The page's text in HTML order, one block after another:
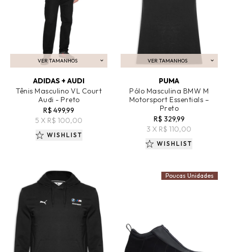
VER TAMANHOS
ADICIONAR AO CARRINHO
ADIDAS + AUDI
Tênis Masculino VL Court
Audi - Preto
R$ 499,99
5 X R$ 100,00
WISHLIST
VER TAMANHOS
ADICIONAR AO CARRINHO
PUMA
Pólo Masculina BMW M
Motorsport Essentials –
Preto
R$ 329,99
3 X R$ 110,00
WISHLIST
Poucas Unidades